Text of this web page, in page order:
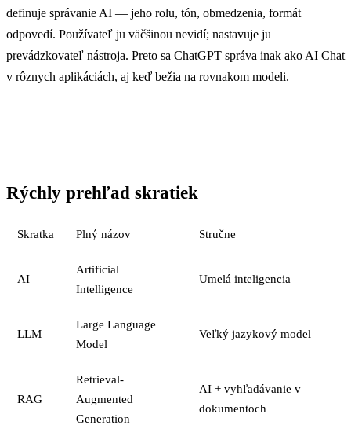
definuje správanie AI — jeho rolu, tón, obmedzenia, formát
odpovedí. Používateľ ju väčšinou nevidí; nastavuje ju
prevádzkovateľ nástroja. Preto sa ChatGPT správa inak ako AI Chat
v rôznych aplikáciách, aj keď bežia na rovnakom modeli.
Rýchly prehľad skratiek
Skratka Plný názov Stručne
AI
Artificial
Intelligence
Umelá inteligencia
LLM
Large Language
Model
Veľký jazykový model
RAG
Retrieval-
Augmented
Generation
AI + vyhľadávanie v
dokumentoch